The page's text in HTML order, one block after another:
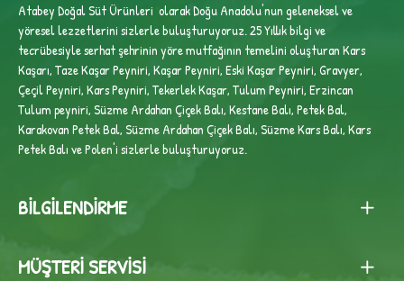
Atabey Doğal Süt Ürünleri olarak Doğu Anadolu'nun geleneksel ve
yöresel lezzetlerini sizlerle buluşturuyoruz. 25 Yıllık bilgi ve
tecrübesiyleserhat şehrinin yöre mutfağının temelini oluşturan Kars
Kaşarı, Taze Kaşar Peyniri, Kaşar Peyniri, Eski Kaşar Peyniri, Gravyer,
Çeçil Peyniri, Kars Peyniri, Tekerlek Kaşar, Tulum Peyniri, Erzincan
Tulum peyniri,Süzme Ardahan Çiçek Balı, Kestane Balı, Petek Bal,
Karakovan Petek Bal, Süzme Ardahan Çiçek Balı, Süzme Kars Balı, Kars
Petek Balı ve Polen'i sizlerle buluşturuyoruz.
BILGILENDIRME
MÜŞTERI SERVISI